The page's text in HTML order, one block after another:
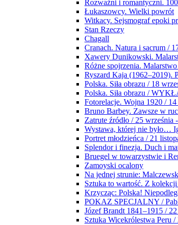
Rozważni i romantyczni.
Łukaszowcy. Wielki powrót
Witkacy. Sejsmograf epoki
Stan Rzeczy
Chagall
Cranach. Natura i sacrum /
Xawery Dunikowski.
Różne spojrzenia.
Ryszard Kaja (1962–2019).
Polska. Siła obrazu / 18
Polska. Siła obrazu /
Fotorelacje. Wojna 1920 /
Bruno Barbey. Zawsze w
Zatrute źródło / 25 września
Wystawa, której nie było…
Portret młodzieńca / 21
Splendor i finezja. Duch i
Bruegel w towarzystwie i
Zamoyski ocalony
Na jednej strunie:
Sztuka to wartość. Z
Krzycząc: Polska!
POKAZ SPECJALNY /
Józef Brandt 1841–1915 /
Sztuka Wicekrólestwa Peru